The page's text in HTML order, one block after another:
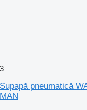
3
Supapă pneumatică
MAN